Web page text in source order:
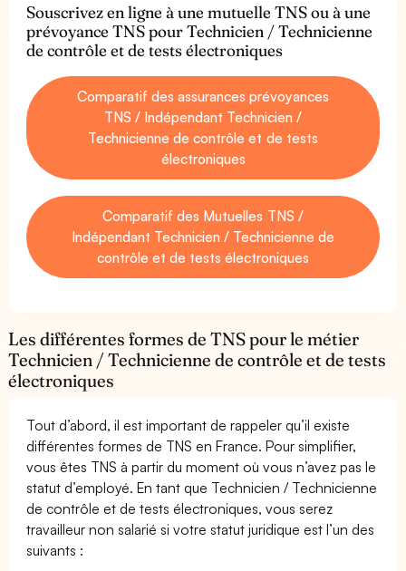
Souscrivez en ligne à une mutuelle TNS ou à une
prévoyance TNS pour Technicien / Technicienne
de contrôle et de tests électroniques
Comparatif des assurances prévoyances
TNS / Indépendant Technicien /
Technicienne de contrôle et de tests
électroniques
Comparatif des Mutuelles TNS /
Indépendant Technicien / Technicienne de
contrôle et de tests électroniques
Les différentes formes de TNS pour le métier
Technicien / Technicienne de contrôle et de tests
électroniques
Tout d’abord, il est important de rappeler qu’il existe
différentes formes de TNS en France. Pour simplifier,
vous êtes TNS à partir du moment où vous n’avez pas le
statut d’employé. En tant que Technicien / Technicienne
de contrôle et de tests électroniques, vous serez
travailleur non salarié si votre statut juridique est l’un des
suivants :